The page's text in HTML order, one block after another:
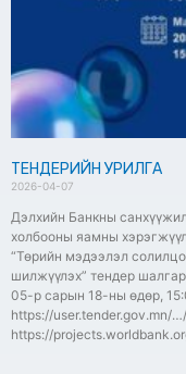
ТЕНДЕРИЙН УРИЛГА
2026-04-07
Дэлхийн Банкны
холбооны яамны
“Төрийн мэдээлэл
шилжүүлэх” тендер
05-р сарын 18-ны өдөр,
https://user.tender.gov.mn/
https://